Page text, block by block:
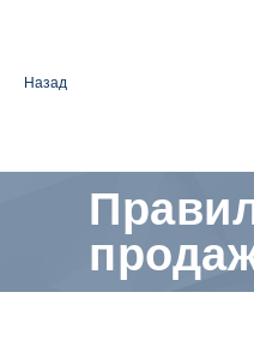
Назад